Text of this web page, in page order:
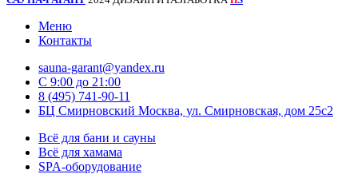
Меню
Контакты
sauna-garant@yandex.ru
C 9:00 до 21:00
8 (495) 741-90-11
БЦ Смирновский Москва, ул. Смирновская, дом 25с2
Всё для бани и сауны
Всё для хамама
SPA-оборудование